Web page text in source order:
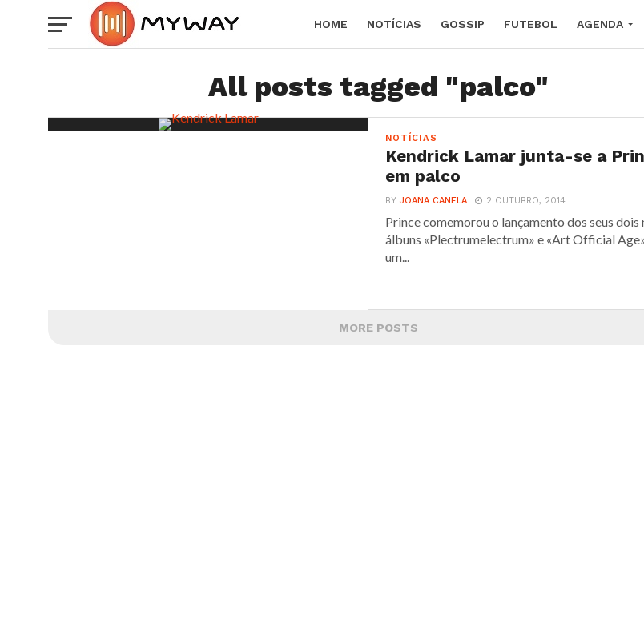
HOME NOTÍCIAS GOSSIP FUTEBOL AGENDA
All posts tagged "palco"
NOTÍCIAS
Kendrick Lamar junta-se a
em palco
BYJOANA CANELA 2 OUTUBRO, 2014
Prince comemorou o lançamento dos seus dois
álbuns «Plectrumelectrum» e «Art Official
um...
MORE POSTS